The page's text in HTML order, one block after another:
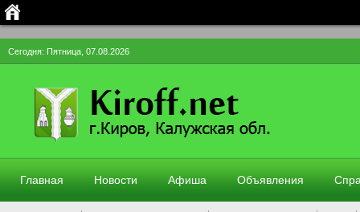
Сегодня: Пятница, 07.08.2026
Главная Новости Афиша Объявления